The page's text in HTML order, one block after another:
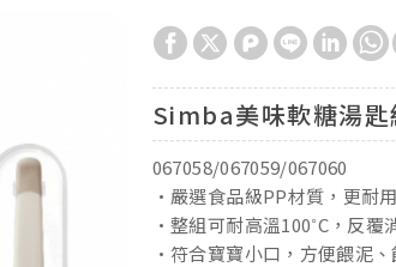
Simba美味軟糖湯
067058/067059/067060
•嚴選食品級PP材質，更耐
•整組可耐高溫100˚C，反覆
•符合寶寶小口，方便餵泥、